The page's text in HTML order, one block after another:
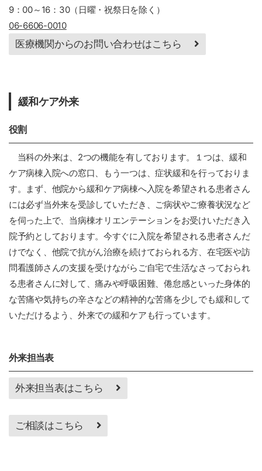
9：00～16：30（日曜・祝祭日を除く）
06-6606-0010
医療機関からのお問い合わせはこちら
緩和ケア外来
役割
当科の外来は、2つの機能を有しております。１つは、緩和
ケア病棟入院への窓口、もう一つは、症状緩和を行っておりま
す。まず、他院から緩和ケア病棟へ入院を希望される患者さん
には必ず当外来を受診していただき、ご病状やご療養状況など
を伺った上で、当病棟オリエンテーションをお受けいただき入
院予約としております。今すぐに入院を希望される患者さんだ
けでなく、他院で抗がん治療を続けておられる方、在宅医や訪
問看護師さんの支援を受けながらご自宅で生活なさっておられ
る患者さんに対して、痛みや呼吸困難、倦怠感といった身体的
な苦痛や気持ちの辛さなどの精神的な苦痛を少しでも緩和して
いただけるよう、外来での緩和ケアも行っています。
外来担当表
外来担当表はこちら
ご相談はこちら